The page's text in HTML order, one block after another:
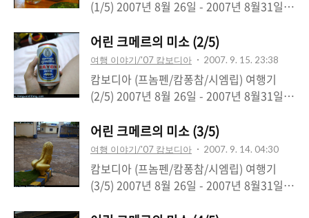
(1/5) 2007년 8월 26일 - 2007년 8월31일 I.
에서 좋은기회를 얻었습니다. 회사 직원들의
순수 기부금으로 건립한 캄보디아 시골의 한
학교에 방문할 기회가 주어진 것입니다. 6명
을 선발해서 다녀왔는데, 저도 운좋게 그곳에
들어있었던거죠^^ 이름하여, "설레는 휴가"
정말 설레는 마음을 가지고 공항으로 출발!!
2시간반 전에 공항에 모였지만 짐도 많고 사
람도 많아서 딱 5분 남기고 꼴지로 탑승합니
다. 들리는 후문에 의하면 공항직원이 우리들
짐을 모두 빼고 출발하려했다는;;; 5시간여를
어린 크메르의 미소 (2/5)
여행 이야기/'07 캄보디아 2007. 9. 15. 23:38
캄보디아 (프놈펜/캄퐁참/시엠립) 여행기
(2/5) 2007년 8월 26일 - 2007년 8월31일
아 여행기 1부 보기 II. 본격적으로 해볼까?!
벌써 도착한지 이틀이 지났고, 아이들도 한번
만나봐서인지, 부담은 한결 가벼워졌습니다.
하지만 오늘부터는 조를 짜서 아이들과 함께
하는 날이라서 이것이 이번 방문의 메인 일정
의 시작이라고 생각하고 불끈 주먹을 쥐었습
어린 크메르의 미소 (3/5)
여행 이야기/'07 캄보디아 2007. 9. 14. 04:30
캄보디아 (프놈펜/캄퐁참/시엠립) 여행기
(3/5) 2007년 8월 26일 - 2007년 8월31일